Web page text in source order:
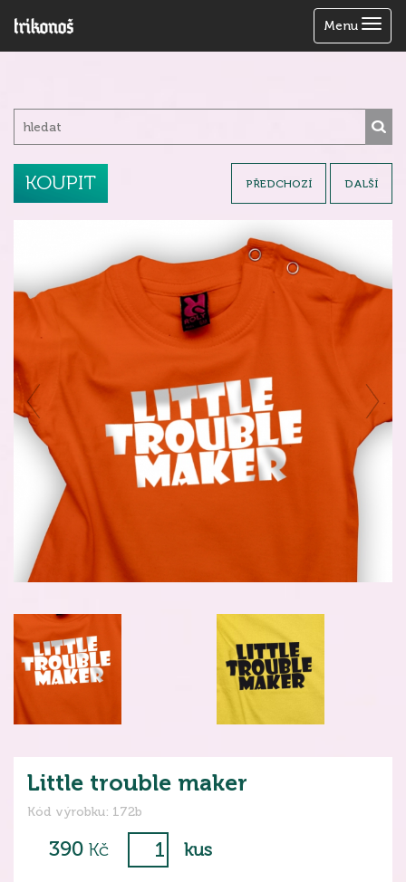
Zobrazit
menu
Menu
KOUPIT PŘEDCHOZÍ DALŠÍ
Little trouble maker
Kód výrobku: 172b
390 Kč kus